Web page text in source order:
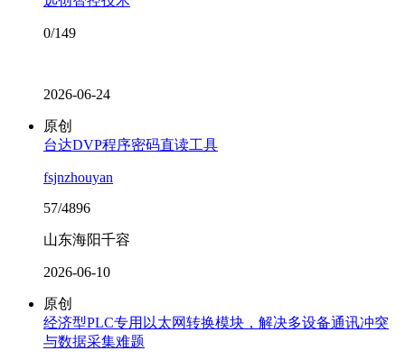
0/149
2026-06-24
原创
台达DVP程序密码直读工具
fsjnzhouyan
57/4896
山东海阳千容
2026-06-10
原创
经济型PLC专用以太网转换模块，解决多设备通讯冲突
与数据采集难题